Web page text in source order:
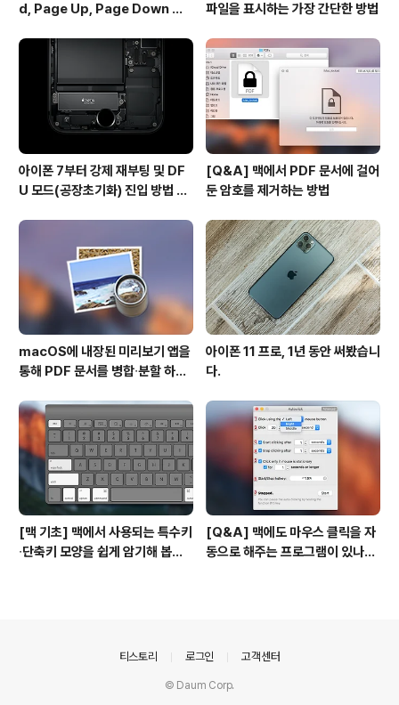
d, Page Up, Page Down 키
파일을 표시하는 가장 간단한 방법
아이폰 7부터 강제 재부팅 및 DF
U 모드(공장초기화) 진입 방법 변
[Q&A] 맥에서 PDF 문서에 걸어
둔 암호를 제거하는 방법
macOS에 내장된 미리보기 앱을
통해 PDF 문서를 병합∙분할 하는
아이폰 11 프로, 1년 동안 써봤습니
다.
[맥 기초] 맥에서 사용되는 특수키
∙단축키 모양을 쉽게 암기해 봅시
[Q&A] 맥에도 마우스 클릭을 자
동으로 해주는 프로그램이 있나
티스토리 로그인 고객센터
© Daum Corp.